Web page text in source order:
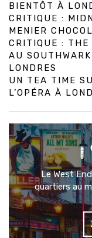
BIENTÔT À
CRITIQUE :
MENIER
CRITIQUE : THE
AU
LONDRES
UN TEA TIME
L’OPÉRA À
I
Le West
quartiers au